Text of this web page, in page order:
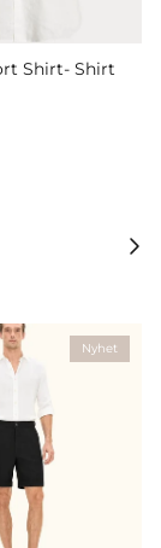
Shirt- Shirt
Nyhet